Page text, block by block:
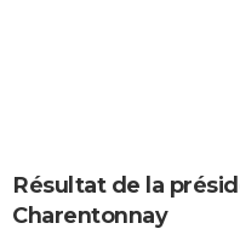
CARTE DE VOEUX
Carte de Noël
Carte Bonne année
Carte Saint-Valentin
Carte Pâques
Carte d'anniversaire
DICTIONNAIRE
Résultat de la
Charentonnay